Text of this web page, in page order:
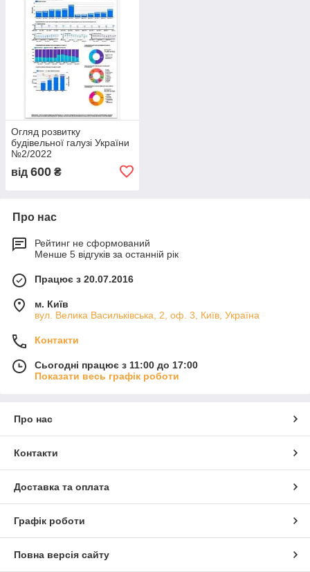
Огляд розвитку
будівельної галузі України
№2/2022
від 600 ₴
Про нас
Рейтинг не сформований
Менше 5 відгуків за останній рік
Працює з 20.07.2016
м. Київ
вул. Велика Васильківська, 2, оф. 3, Київ, Україна
Контакти
Сьогодні працює з 11:00 до 17:00
Показати весь графік роботи
Про нас
Контакти
Доставка та оплата
Графік роботи
Повна версія сайту